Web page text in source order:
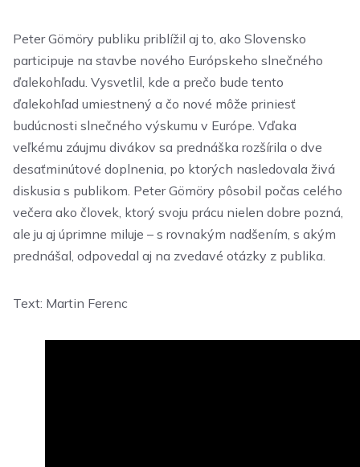
Peter Gömöry publiku priblížil aj to, ako Slovensko
participuje na stavbe nového Európskeho slnečného
ďalekohľadu. Vysvetlil, kde a prečo bude tento
ďalekohľad umiestnený a čo nové môže priniesť
budúcnosti slnečného výskumu v Európe. Vďaka
veľkému záujmu divákov sa prednáška rozšírila o dve
desaťminútové doplnenia, po ktorých nasledovala živá
diskusia s publikom. Peter Gömöry pôsobil počas celého
večera ako človek, ktorý svoju prácu nielen dobre pozná,
ale ju aj úprimne miluje – s rovnakým nadšením, s akým
prednášal, odpovedal aj na zvedavé otázky z publika.
Text: Martin Ferenc